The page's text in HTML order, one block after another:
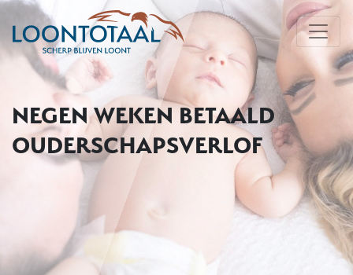
NEGEN WEKEN BETAALD
OUDERSCHAPSVERLOF